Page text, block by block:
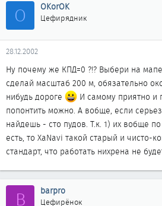
O OKorOK
Цефирядник
28.12.2002
Ну почему же КПД=0 ?!? Выбери на
сделай масштаб 200 м, обязательно
нибудь дороге
И самому приятно и
попонтить можно. А вобще, если
найдешь - сто пудов. Т.к. 1) их вобще
есть, то XaNavi такой старый и чисто-
стандарт, что работать нихрена не
B barpro
Цефирёнок